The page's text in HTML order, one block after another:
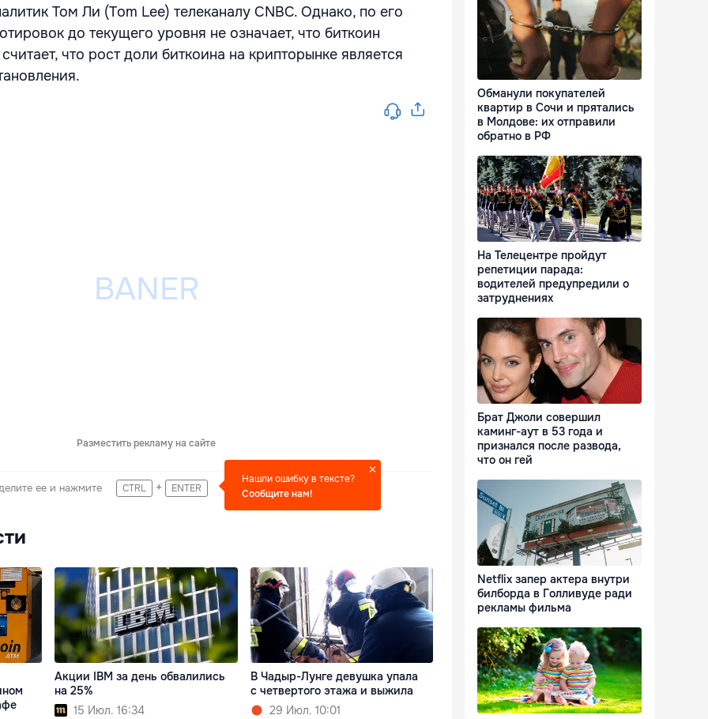
Том Ли (Tom Lee) телеканалу CNBC. Однако, по его
до текущего уровня не означает, что биткоин
что рост доли биткоина на крипторынке является
Разместить рекламу на сайте
ее и нажмите CTRL + ENTER
Нашли ошибку в тексте?
Сообщите нам!
Акции IBM за день обвалились
на 25%
15 Июл. 16:34
В Чадыр-Лунге девушка упала
с четвертого этажа и выжила
29 Июл. 10:01
Обманули покупателей
квартир в Сочи и прятались
в Молдове: их отправили
обратно в РФ
На Телецентре пройдут
репетиции парада:
водителей предупредили о
затруднениях
Брат Джоли совершил
каминг-аут в 53 года и
признался после развода,
что он гей
Netflix запер актера внутри
билборда в Голливуде ради
рекламы фильма